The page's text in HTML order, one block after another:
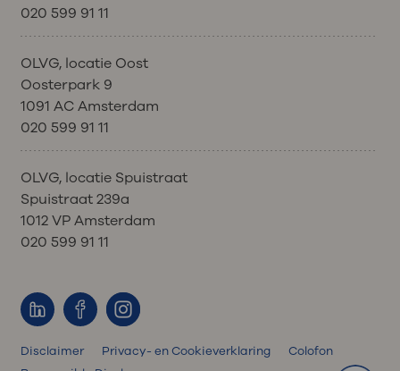
020 599 91 11
OLVG, locatie Oost
Oosterpark 9
1091 AC Amsterdam
020 599 91 11
OLVG, locatie Spuistraat
Spuistraat 239a
1012 VP Amsterdam
020 599 91 11
Disclaimer Privacy- en Cookieverklaring
Colofon